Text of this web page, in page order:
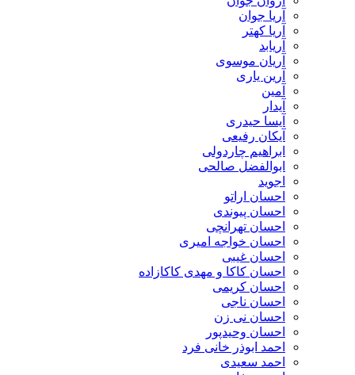
آریا جوان
آریا کهتر
آریابد
آریان موسوی
آرین یاری
آمین
آیدار
آیسا حیدری
آیکان رفیعی
ابراهیم چاردولی
ابوالفضل صالحی
اجوید
احسان اراتو
احسان پیوندی
احسان تهرانچی
احسان خواجه امیری
احسان غیبی
احسان کاکا و مهدی کاکازاده
احسان کریمی
احسان ناجی
احسان نی زن
احسان وحیدپور
احمد ابوذر خانی فرد
احمد سعیدی